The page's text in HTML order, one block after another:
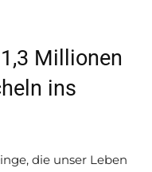
Millionen
ins
die unser Leben